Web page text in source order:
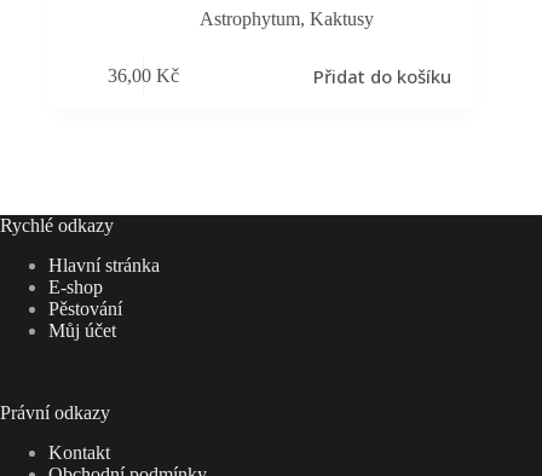
Astrophytum,Kaktusy
36,00Kč Přidat do košíku
Rychlé odkazy
Hlavní stránka
E-shop
Pěstování
Můj účet
Právní odkazy
Kontakt